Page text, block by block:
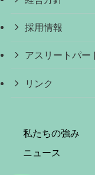
採用情報
アスリートパー
リンク
私たちの強み
ニュース